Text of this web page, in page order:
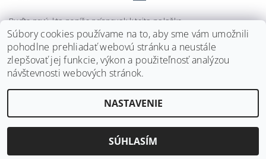
Buďte prvý, kto napíše príspevok k tejto položke.
Pridať komentár
2026 ©Svadobné doplnky BRIANNA, všetky práva vyhradené
Vytvoril Shoptet
Súbory cookies používame na to, aby sme vám umožnili
pohodlne prehliadať webovú stránku a neustále
zlepšovať jej funkcie, výkon a použiteľnosť analýzou
návštevnosti webových stránok.
NASTAVENIE
SÚHLASÍM